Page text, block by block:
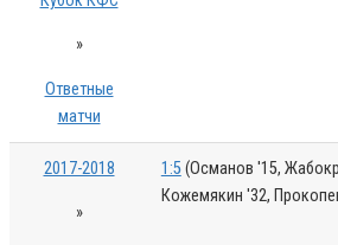
»
Ответные
матчи
2017-2018
»
1:5(Османов '15,
Кожемякин '32,